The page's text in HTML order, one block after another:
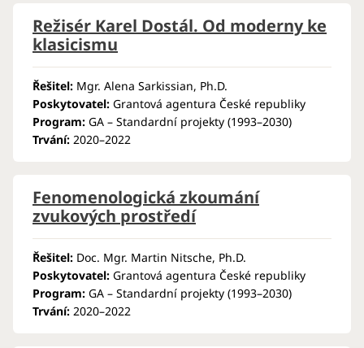
Režisér Karel Dostál. Od moderny ke
klasicismu
Řešitel: Mgr. Alena Sarkissian, Ph.D.
Poskytovatel: Grantová agentura České republiky
Program: GA – Standardní projekty (1993–2030)
Trvání: 2020–2022
Fenomenologická zkoumání
zvukových prostředí
Řešitel: Doc. Mgr. Martin Nitsche, Ph.D.
Poskytovatel: Grantová agentura České republiky
Program: GA – Standardní projekty (1993–2030)
Trvání: 2020–2022